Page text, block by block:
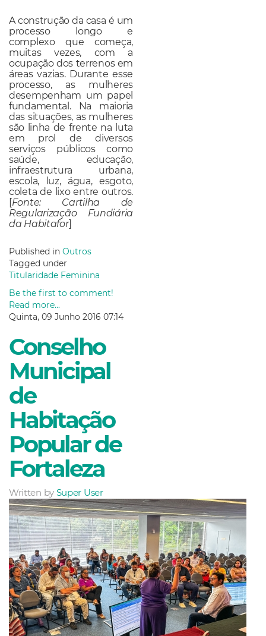
A construção da casa é um
processo longo e
complexo que começa,
muitas vezes, com a
ocupação dos terrenos em
áreas vazias. Durante esse
processo, as mulheres
desempenham um papel
fundamental. Na maioria
das situações, as mulheres
são linha de frente na luta
em prol de diversos
serviços públicos como
saúde, educação,
infraestrutura urbana,
escola, luz, água, esgoto,
coleta de lixo entre outros.
[Fonte: Cartilha de
Regularização Fundiária
da Habitafor]
Published in Outros
Tagged under
Titularidade Feminina
Be the first to comment!
Read more...
Quinta, 09 Junho 2016 07:14
Conselho
Municipal
de
Habitação
Popular de
Fortaleza
Written by Super User